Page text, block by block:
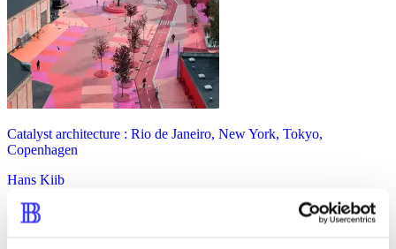
Catalyst architecture : Rio de Janeiro, New York, Tokyo,
Copenhagen
Hans Kiib